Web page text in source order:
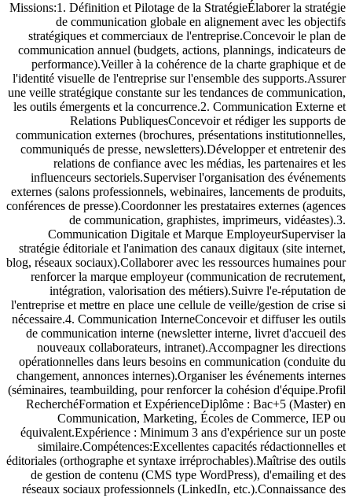
Missions:1. Définition et Pilotage de la StratégieÉlaborer la stratégie
de communication globale en alignement avec les objectifs
stratégiques et commerciaux de l'entreprise.Concevoir le plan de
communication annuel (budgets, actions, plannings, indicateurs de
performance).Veiller à la cohérence de la charte graphique et de
l'identité visuelle de l'entreprise sur l'ensemble des supports.Assurer
une veille stratégique constante sur les tendances de communication,
les outils émergents et la concurrence.2. Communication Externe et
Relations PubliquesConcevoir et rédiger les supports de
communication externes (brochures, présentations institutionnelles,
communiqués de presse, newsletters).Développer et entretenir des
relations de confiance avec les médias, les partenaires et les
influenceurs sectoriels.Superviser l'organisation des événements
externes (salons professionnels, webinaires, lancements de produits,
conférences de presse).Coordonner les prestataires externes (agences
de communication, graphistes, imprimeurs, vidéastes).3.
Communication Digitale et Marque EmployeurSuperviser la
stratégie éditoriale et l'animation des canaux digitaux (site internet,
blog, réseaux sociaux).Collaborer avec les ressources humaines pour
renforcer la marque employeur (communication de recrutement,
intégration, valorisation des métiers).Suivre l'e-réputation de
l'entreprise et mettre en place une cellule de veille/gestion de crise si
nécessaire.4. Communication InterneConcevoir et diffuser les outils
de communication interne (newsletter interne, livret d'accueil des
nouveaux collaborateurs, intranet).Accompagner les directions
opérationnelles dans leurs besoins en communication (conduite du
changement, annonces internes).Organiser les événements internes
(séminaires, teambuilding, pour renforcer la cohésion d'équipe.Profil
RecherchéFormation et ExpérienceDiplôme : Bac+5 (Master) en
Communication, Marketing, Écoles de Commerce, IEP ou
équivalent.Expérience : Minimum 3 ans d'expérience sur un poste
similaire.Compétences:Excellentes capacités rédactionnelles et
éditoriales (orthographe et syntaxe irréprochables).Maîtrise des outils
de gestion de contenu (CMS type WordPress), d'emailing et des
réseaux sociaux professionnels (LinkedIn, etc.).Connaissance des